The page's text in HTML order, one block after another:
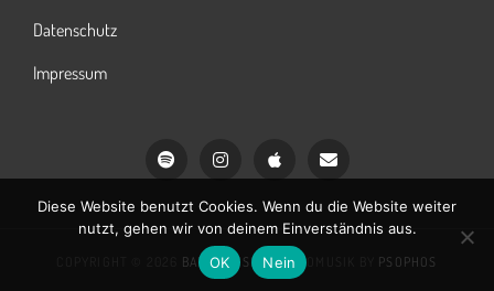
Datenschutz
Impressum
Spotify InstagramiTunes Email
BARDOMUSIK |BARDOMUSIK BY PSOPHOS
Diese Website benutzt Cookies. Wenn du die Website weiter
nutzt, gehen wir von deinem Einverständnis aus.
OK
Nein